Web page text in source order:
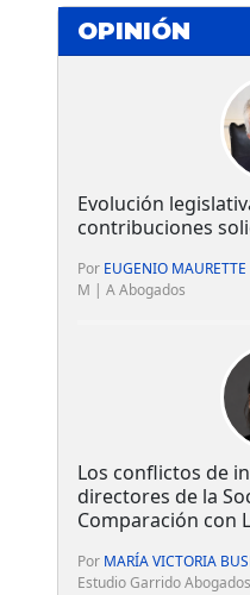
OPINIÓN
Evolución
contribuciones
Por EUGENIO MAURETTE
M | A Abogados
Los conflictos de
directores de la
Comparación con
Por MARÍA VICTORIA
Estudio Garrido Abogados